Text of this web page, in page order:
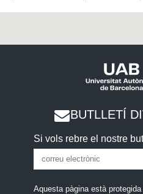
BUTLLETÍ
Si vols rebre el nostre
Aquesta pàgina està